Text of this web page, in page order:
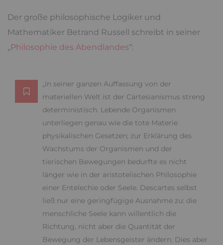
Der große philosophische Logiker und
Mathematiker Betrand Russell schreibt in seiner
„Philosophie des Abendlandes“:
„In seiner ganzen Auffassung von der
materiellen Welt ist der Cartesianismus streng
deterministisch. Lebende Organismen
unterliegen genau wie die tote Materie
physikalischen Gesetzen; zur Erklärung des
Wachstums der Organismen und der
tierischen Bewegungen bedurfte es nicht
länger wie in der aristotelischen Philosophie
einer Entelechie oder Seele. Descartes selbst
ließ nur eine geringfügige Ausnahme zu: die
menschliche Seele kann willentlich die
Richtung, nicht aber die Quantität der
Bewegung der Lebensgeister ändern. Dies aber